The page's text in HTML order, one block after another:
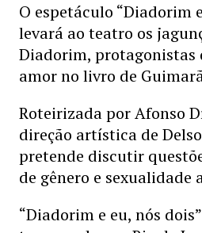
O espetáculo “Diadorim
levará ao teatro os
Diadorim, protagonistas
amor no livro de
Roteirizada por Afonso
direção artística de
pretende discutir
de gênero e sexualidade
“Diadorim e eu, nós